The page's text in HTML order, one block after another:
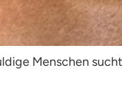
Menschen